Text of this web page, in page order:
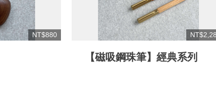
NT$880
【磁吸鋼珠筆】經典系列